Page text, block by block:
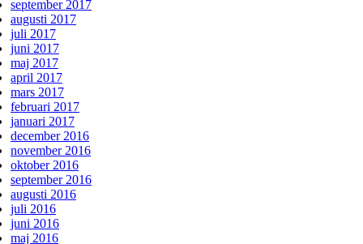
september 2017
augusti 2017
juli 2017
juni 2017
maj 2017
april 2017
mars 2017
februari 2017
januari 2017
december 2016
november 2016
oktober 2016
september 2016
augusti 2016
juli 2016
juni 2016
maj 2016